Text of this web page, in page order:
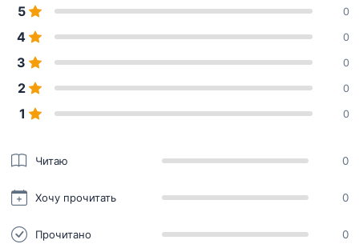
5 0
4 0
3 0
2 0
1 0
Читаю 0
Хочу прочитать 0
Прочитано 0